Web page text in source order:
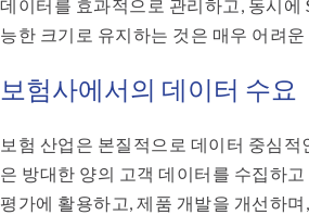
데이터를 효과적으로 관리하고, 동시에
능한 크기로 유지하는 것은 매우 어려
보험사에서의 데이터 수요
보험 산업은 본질적으로 데이터 중심적
은 방대한 양의 고객 데이터를 수집하
평가에 활용하고, 제품 개발을 개선하며